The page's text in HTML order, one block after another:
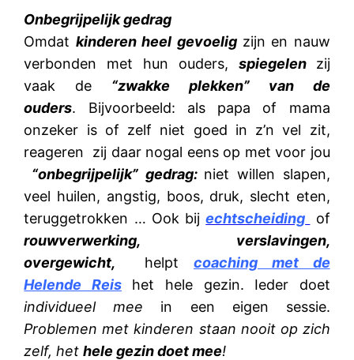
Onbegrijpelijk gedrag
Omdat kinderen heel gevoeligzijn en nauw
verbonden met hun ouders, spiegelen
zij
vaak de “zwakke plekken” van de
ouders. Bijvoorbeeld: als papa of mama
onzeker is of zelf niet goed in z’n vel zit,
reageren zij daar nogal eens op met voor jou
“onbegrijpelijk” gedrag: niet willen slapen,
veel huilen, angstig, boos, druk, slecht eten,
teruggetrokken … Ook bijechtscheiding
of
rouwverwerking, verslavingen,
overgewicht,
helpt coaching met de
Helende Reishet hele gezin. Ieder doet
individueel mee in een eigen sessie.
Problemen met kinderen staan nooit op zich
zelf, hethele gezin doet mee!